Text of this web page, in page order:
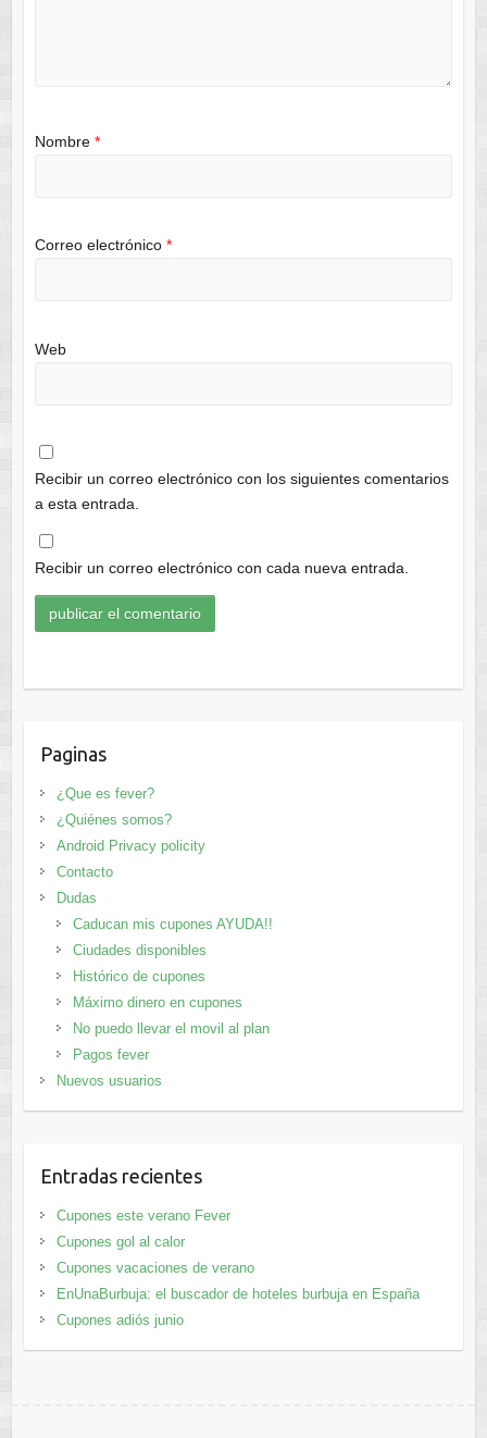
Nombre *
Correo electrónico *
Web
Recibir un correo electrónico con los siguientes comentarios
a esta entrada.
Recibir un correo electrónico con cada nueva entrada.
Paginas
¿Que es fever?
¿Quiénes somos?
Android Privacy policity
Contacto
Dudas
Caducan mis cupones AYUDA!!
Ciudades disponibles
Histórico de cupones
Máximo dinero en cupones
No puedo llevar el movil al plan
Pagos fever
Nuevos usuarios
Entradas recientes
Cupones este verano Fever
Cupones gol al calor
Cupones vacaciones de verano
EnUnaBurbuja: el buscador de hoteles burbuja en España
Cupones adiós junio